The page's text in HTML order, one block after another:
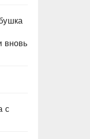
вновь
с